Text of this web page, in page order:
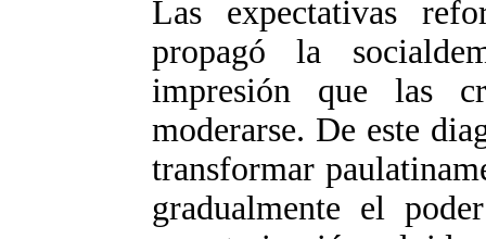
Las expectativas
propagó la
impresión que las
moderarse. De este
transformar
gradualmente el